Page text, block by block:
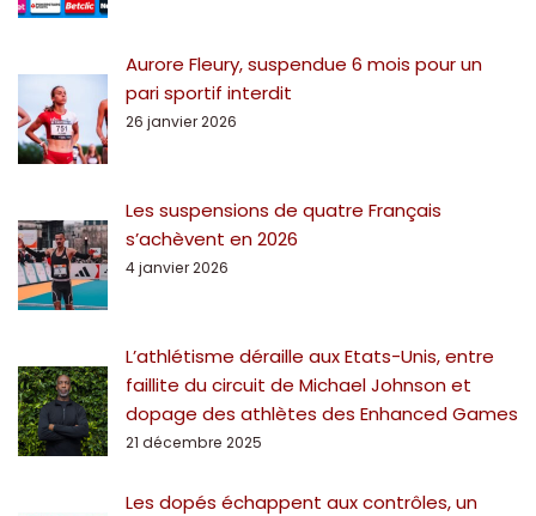
Aurore Fleury, suspendue 6 mois pour un
pari sportif interdit
26 janvier 2026
Les suspensions de quatre Français
s’achèvent en 2026
4 janvier 2026
L’athlétisme déraille aux Etats-Unis, entre
faillite du circuit de Michael Johnson et
dopage des athlètes des Enhanced Games
21 décembre 2025
Les dopés échappent aux contrôles, un